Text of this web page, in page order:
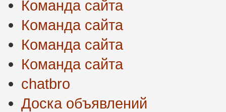
Команда сайта
Команда сайта
Команда сайта
Команда сайта
chatbro
Доска объявлений